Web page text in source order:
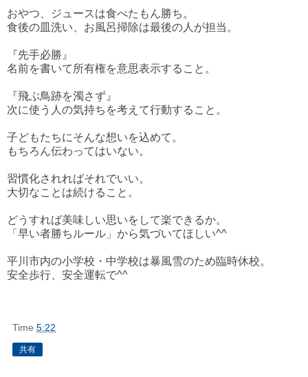
おやつ、ジュースは食べたもん勝ち。
食後の皿洗い、お風呂掃除は最後の人が担当。
『先手必勝』
名前を書いて所有権を意思表示すること。
『飛ぶ鳥跡を濁さず』
次に使う人の気持ちを考えて行動すること。
子どもたちにそんな想いを込めて。
もちろん伝わってはいない。
習慣化されればそれでいい。
大切なことは続けること。
どうすれば美味しい思いをして楽できるか。
「早い者勝ちルール」から気づいてほしい^^
平川市内の小学校・中学校は暴風雪のため臨時休校。
安全歩行、安全運転で^^
Time 5:22
共有